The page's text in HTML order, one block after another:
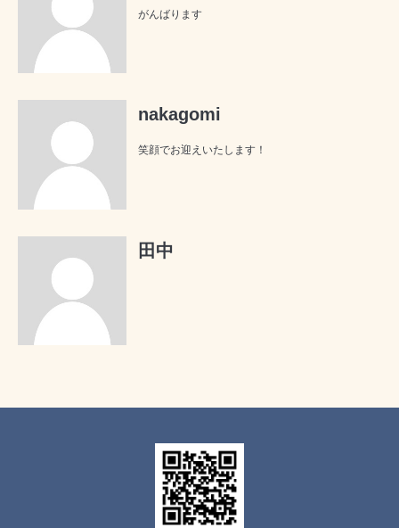
がんばります
nakagomi
笑顔でお迎えいたします！
田中